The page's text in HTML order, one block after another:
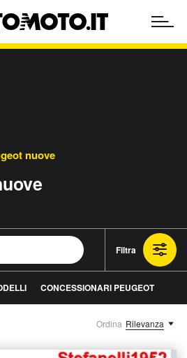
nuove
Filtra
CONCESSIONARI PEUGEOT
Ordina Rilevanza